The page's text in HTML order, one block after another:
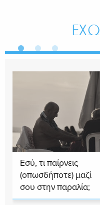
ΕΧΩ
Εσύ, τι παίρνεις
(οπωσδήποτε) μαζί
σου στην παραλία;